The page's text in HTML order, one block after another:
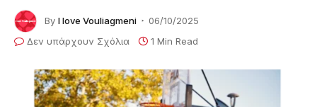
By I love Vouliagmeni
06/10/2025
Δεν υπάρχουν Σχόλια
1 Min Read